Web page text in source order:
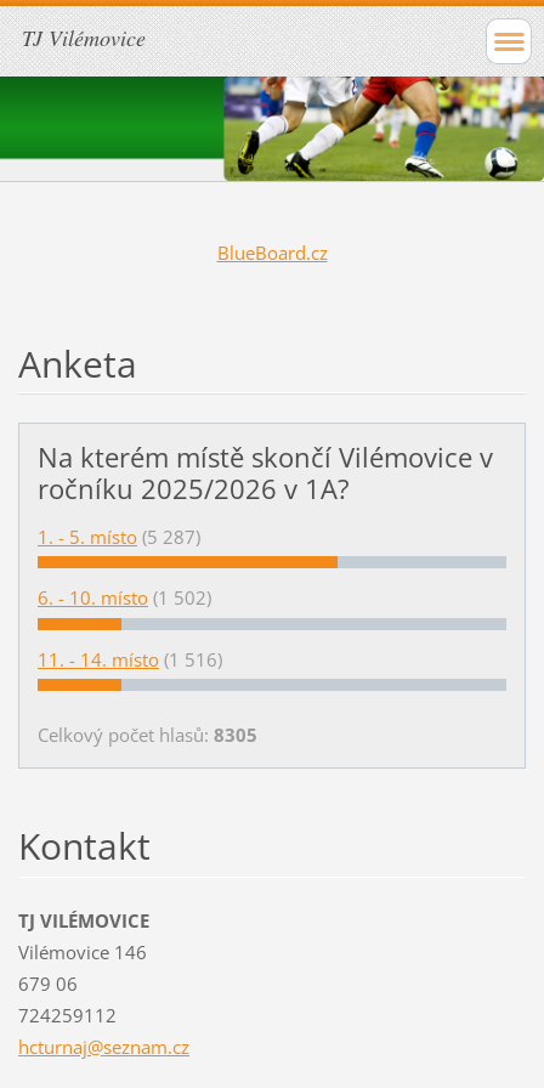
TJ Vilémovice
BlueBoard.cz
Anketa
Na kterém místě skončí Vilémovice v
ročníku 2025/2026 v 1A?
1. - 5. místo (5 287)
6. - 10. místo (1 502)
11. - 14. místo (1 516)
Celkový počet hlasů: 8305
Kontakt
TJ VILÉMOVICE
Vilémovice 146
679 06
724259112
hcturnaj@seznam.cz